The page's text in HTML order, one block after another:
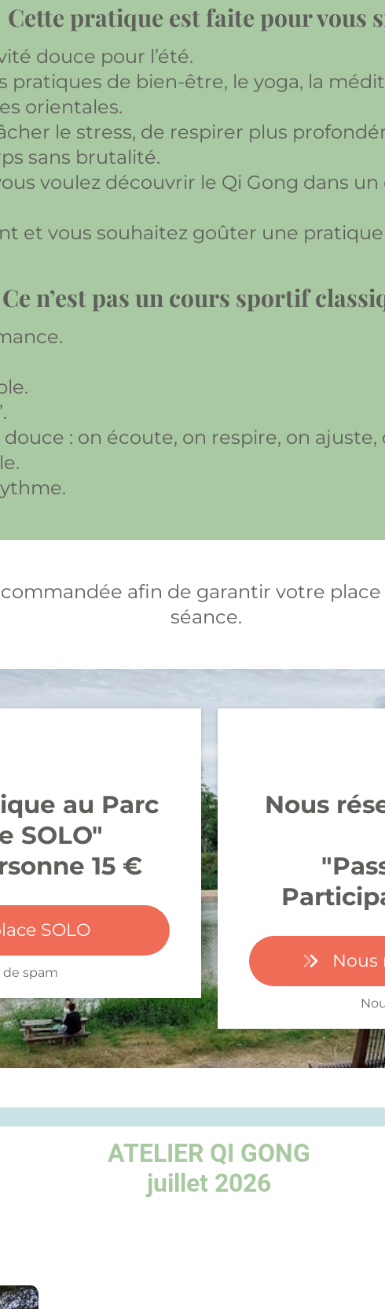
Cette pratique est faite pour vous
douce pour l’été.
pratiques de bien-être, le yoga, la
orientales.
le stress, de respirer plus
sans brutalité.
voulez découvrir le Qi Gong dans
et vous souhaitez goûter une
Ce n’est pas un cours sportif
: on écoute, on respire, on
afin de garantir votre
séance.
au Parc
SOLO"
15 €
SOLO
de spam
Nous
Nous
ATELIER QI GONG
juillet 2026